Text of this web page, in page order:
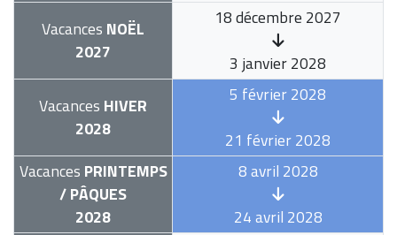
Vacances NOËL
2027
18 décembre 2027
3 janvier 2028
Vacances HIVER
2028
5 février 2028
21 février 2028
Vacances PRINTEMPS
/ PÂQUES
2028
8 avril 2028
24 avril 2028